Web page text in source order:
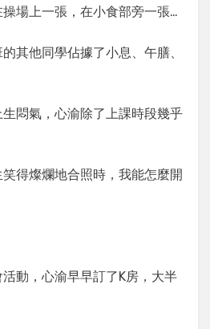
場上一張，在小食部旁一張…
其他同學佔據了小息、午膳、
悶氣，心渝除了上課時段幾乎
得燦爛地合照時，我能怎麼開
動，心渝早早訂了K房，大半